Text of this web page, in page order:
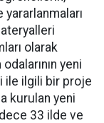
olarak
yeni
ile ilgili bir proje
kurulan yeni
33 ilde ve